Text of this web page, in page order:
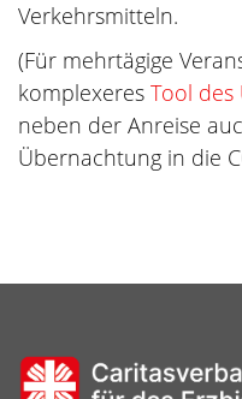
Verkehrsmitteln.
(Für mehrtägige
komplexeres Tool
neben der Anreise
Übernachtung in die